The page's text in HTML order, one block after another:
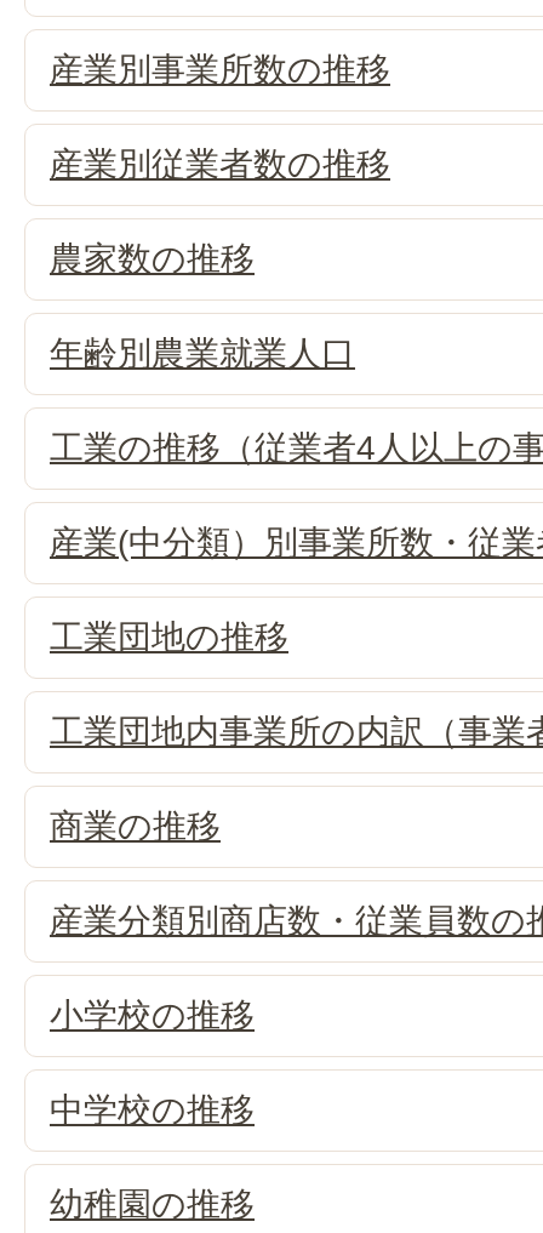
産業別事業所数の推移
産業別従業者数の推移
農家数の推移
年齢別農業就業人口
工業の推移（従業者4人以上の
産業(中分類）別事業所数・従
工業団地の推移
工業団地内事業所の内訳（事業
商業の推移
産業分類別商店数・従業員数の
小学校の推移
中学校の推移
幼稚園の推移